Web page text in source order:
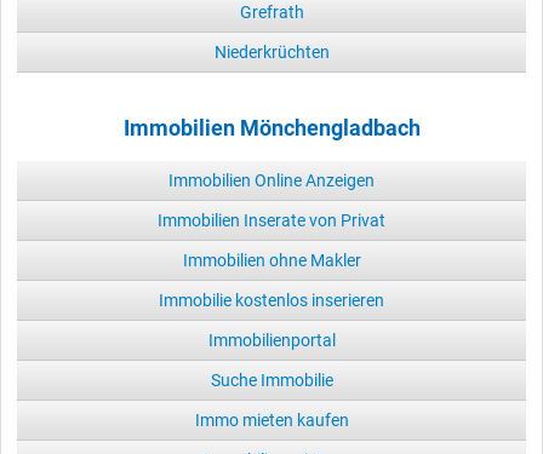
Grefrath
Niederkrüchten
Immobilien Mönchengladbach
Immobilien Online Anzeigen
Immobilien Inserate von Privat
Immobilien ohne Makler
Immobilie kostenlos inserieren
Immobilienportal
Suche Immobilie
Immo mieten kaufen